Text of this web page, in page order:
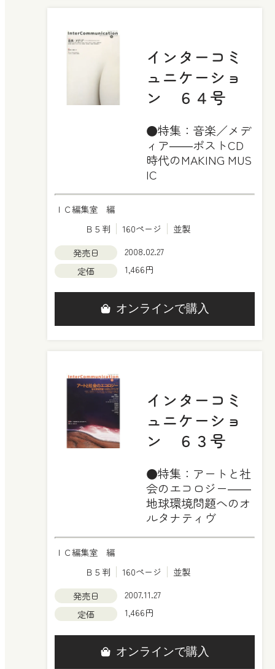
インターコミ
ュニケーショ
ン ６４号
●特集：音楽／メデ
ィア――ポストCD
時代のMAKING MUS
IC
ＩＣ編集室 編
Ｂ５判
160ページ
並製
発売日
2008.02.27
定価
1,466円
オンラインで購入
インターコミ
ュニケーショ
ン ６３号
●特集：アートと社
会のエコロジー――
地球環境問題へのオ
ルタナティヴ
ＩＣ編集室 編
Ｂ５判
160ページ
並製
発売日
2007.11.27
定価
1,466円
オンラインで購入